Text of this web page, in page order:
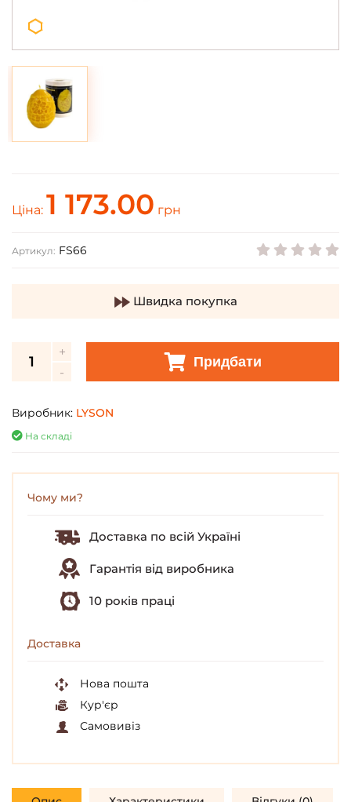
Ціна: 1 173.00 грн
Артикул: FS66
Швидка покупка
Придбати
Виробник: LYSON
На складі
Чому ми?
Доставка по всій Україні
Гарантія від виробника
10 років праці
Доставка
Нова пошта
Кур'єр
Самовивіз